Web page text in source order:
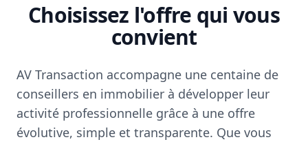
Choisissez l'offre qui vous
convient
AV Transaction accompagne une centaine de
conseillers en immobilier à développer leur
activité professionnelle grâce à une offre
évolutive, simple et transparente. Que vous